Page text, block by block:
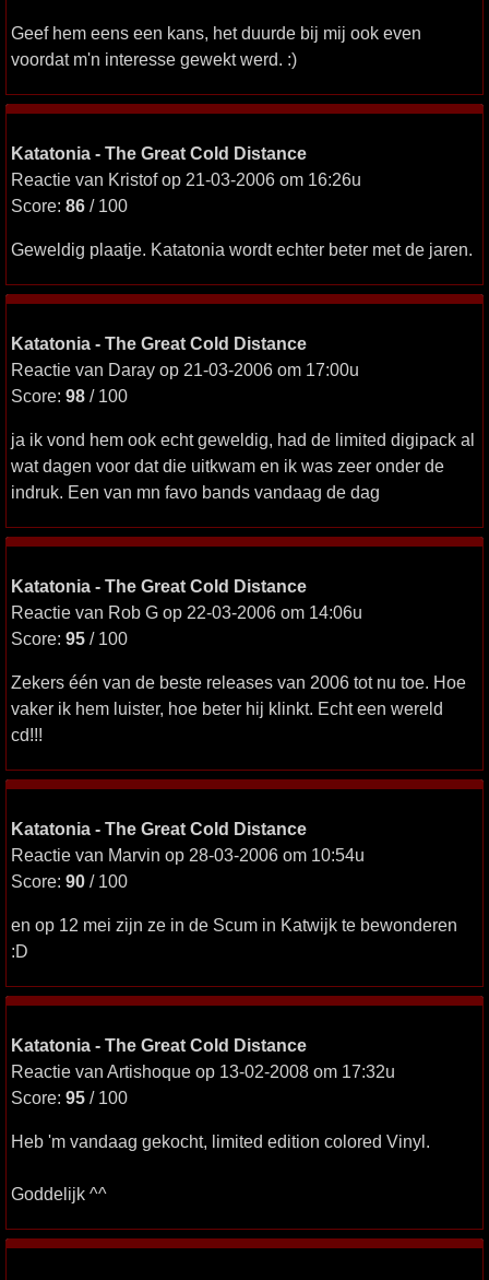
Geef hem eens een kans, het duurde bij mij ook even
voordat m'n interesse gewekt werd. :)
Katatonia - The Great Cold Distance
Reactie van Kristof op 21-03-2006 om 16:26u
Score: 86 / 100
Geweldig plaatje. Katatonia wordt echter beter met de jaren.
Katatonia - The Great Cold Distance
Reactie van Daray op 21-03-2006 om 17:00u
Score: 98 / 100
ja ik vond hem ook echt geweldig, had de limited digipack al
wat dagen voor dat die uitkwam en ik was zeer onder de
indruk. Een van mn favo bands vandaag de dag
Katatonia - The Great Cold Distance
Reactie van Rob G op 22-03-2006 om 14:06u
Score: 95 / 100
Zekers één van de beste releases van 2006 tot nu toe. Hoe
vaker ik hem luister, hoe beter hij klinkt. Echt een wereld
cd!!!
Katatonia - The Great Cold Distance
Reactie van Marvin op 28-03-2006 om 10:54u
Score: 90 / 100
en op 12 mei zijn ze in de Scum in Katwijk te bewonderen
:D
Katatonia - The Great Cold Distance
Reactie van Artishoque op 13-02-2008 om 17:32u
Score: 95 / 100
Heb 'm vandaag gekocht, limited edition colored Vinyl.
Goddelijk ^^